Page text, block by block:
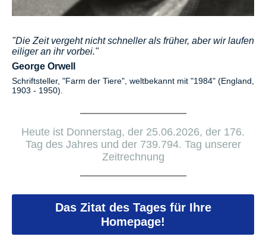
"Die Zeit vergeht nicht schneller als früher, aber wir laufen
eiliger an ihr vorbei."
George Orwell
Schriftsteller, "Farm der Tiere", weltbekannt mit "1984" (England,
1903 - 1950).
Heute ist Donnerstag, der 25.06.2026, der 176.
Tag des Jahres und der 739.794. Tag unserer
Zeitrechnung
Das Zitat des Tages für Ihre
Homepage!